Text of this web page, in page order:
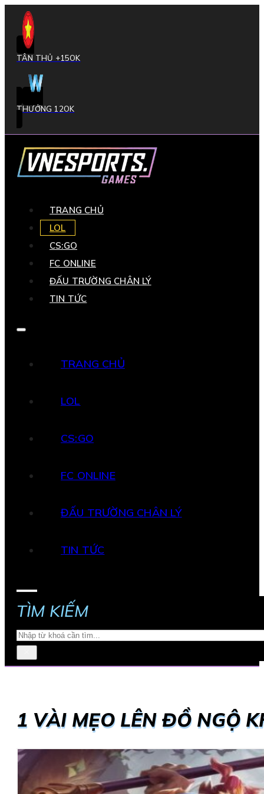
TÂN THỦ +15OK
THƯỞNG 12OK
TRANG CHỦ
LOL
CS:GO
FC ONLINE
ĐẤU TRƯỜNG CHÂN LÝ
TIN TỨC
TRANG CHỦ
LOL
CS:GO
FC ONLINE
ĐẤU TRƯỜNG CHÂN LÝ
TIN TỨC
TÌM KIẾM
Search
1 VÀI MẸO LÊN ĐỒ NGỘ